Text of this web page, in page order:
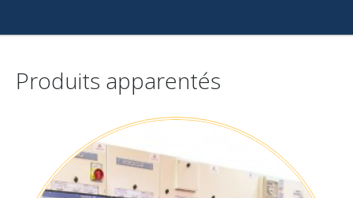
Produits apparentés